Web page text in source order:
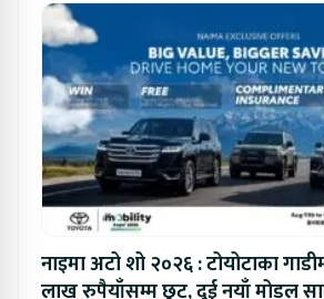
नाइमा अटो शो २०२६ : टोयोटाका
लाख रुपैयाँसम्म छुट, दुई नयाँ मोडल